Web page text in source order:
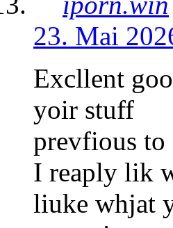
23. Mai
Excllent
yoir stuff
prevfious to
I reaply lik
liuke whjat